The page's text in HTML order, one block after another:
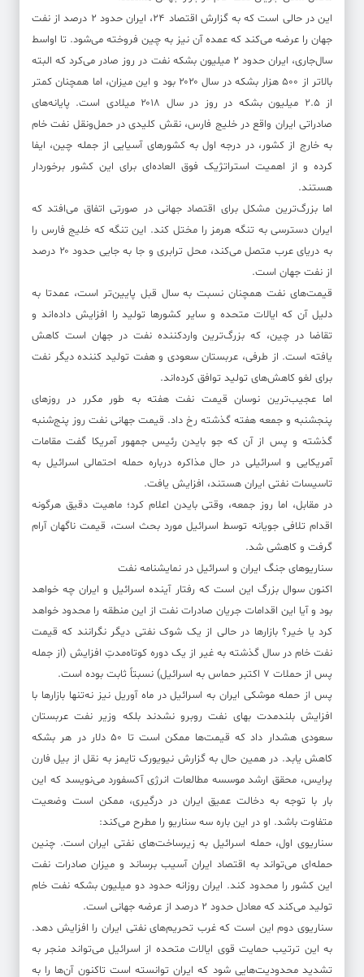
این در حالی است که به گزارش اقتصاد ۲۴، ایران حدود ۲ درصد از نفت
جهان را عرضه می‌کند که عمده آن نیز به چین فروخته می‌شود. تا اواسط
سال‌جاری، ایران حدود ۲‌ میلیون بشکه نفت در روز صادر می‌کرد که البته
بالاتر از ۵۰۰‌ هزار بشکه در سال‌ ۲۰۲۰ بود و این میزان، اما همچنان کمتر
از ۲.۵‌ میلیون بشکه در روز در سال‌ ۲۰۱۸ میلادی است. پایانه‌های
صادراتی ایران واقع در خلیج فارس، نقش کلیدی در حمل‌ونقل نفت خام
به خارج از کشور، در‌ درجه اول به کشور‌های آسیایی از جمله چین، ایفا‌
کرده و از اهمیت استراتژیک فوق العاده‌ای برای این کشور برخوردار
هستند.
اما بزرگ‌ترین مشکل برای اقتصاد جهانی در صورتی اتفاق می‌افتد که
ایران دسترسی به تنگه هرمز را مختل کند. این تنگه که خلیج فارس را
به دریای عرب متصل می‌کند، محل ترابری و جا به جایی حدود ۲۰ درصد
از نفت جهان است.
قیمت‌های نفت همچنان نسبت به سال قبل پایین‌تر است، عمدتا به
دلیل آن که ایالات متحده و سایر کشور‌ها تولید را افزایش داده‌اند و
تقاضا در چین، که بزرگ‌ترین واردکننده نفت در جهان است کاهش
یافته است. از طرفی، عربستان سعودی و هفت تولید کننده دیگر نفت
برای لغو کاهش‌های تولید توافق کرده‌اند.
اما عجیب‌ترین نوسان قیمت نفت هفته به طور مکرر در روز‌های
پنجشنبه و جمعه هفته گذشته رخ داد. قیمت جهانی نفت روز پنج‌شنبه
گذشته و پس از آن که جو بایدن رئیس جمهور آمریکا گفت مقامات
آمریکایی و اسرائیلی در حال مذاکره درباره حمله احتمالی اسرائیل به
تاسیسات نفتی ایران هستند، افزایش یافت.
در مقابل، اما روز جمعه، وقتی بایدن اعلام کرد؛ ماهیت دقیق هرگونه
اقدام تلافی جویانه توسط اسرائیل مورد بحث است، قیمت ناگهان آرام
گرفت و کاهشی شد.
سناریو‌های جنگ ایران و اسرائیل در نمایشنامه نفت
اکنون سوال بزرگ این است که رفتار آینده اسرائیل و ایران چه خواهد
بود و آیا این اقدامات جریان صادرات نفت از این منطقه را محدود خواهد
کرد یا خیر؟ بازار‌ها در حالی از یک شوک نفتی دیگر نگرانند که قیمت
نفت خام در سال گذشته به غیر از یک دوره کوتاه‌مدتِ افزایش (از جمله
پس از حملات ۷ اکتبر حماس به اسرائیل) نسبتاً ثابت بوده است.
پس از حمله موشکی ایران به اسرائیل در ماه آوریل نیز نه‌تنها بازار‌ها با
افزایش بلندمدت بهای نفت روبرو نشدند بلکه وزیر نفت عربستان
سعودی هشدار داد که قیمت‌ها ممکن است تا ۵۰ دلار در هر بشکه
کاهش یابد. در همین حال به گزارش نیویورک تایمز به نقل از بیل فارن
پرایس، محقق ارشد موسسه مطالعات انرژی آکسفورد می‌نویسد که این
بار با توجه به دخالت عمیق ایران در درگیری، ممکن است وضعیت
متفاوت باشد. او در این باره سه سناریو را مطرح می‌کند:
سناریوی اول، حمله اسرائیل به زیرساخت‌های نفتی ایران است. چنین
حمله‌ای می‌تواند به اقتصاد ایران آسیب برساند و میزان صادرات نفت
این کشور را محدود کند. ایران روزانه حدود دو میلیون بشکه نفت خام
تولید می‌کند که معادل حدود ۲ درصد از عرضه جهانی است.
سناریوی دوم این است که غرب تحریم‌های نفتی ایران را افزایش دهد.
به این ترتیب حمایت قوی ایالات متحده از اسرائیل می‌تواند منجر به
تشدید محدودیت‌هایی شود که ایران توانسته است تاکنون آن‌ها را به